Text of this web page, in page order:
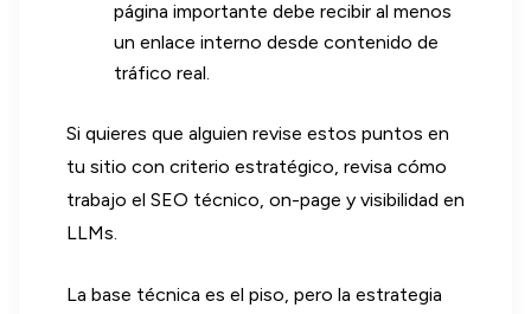
página importante debe recibir al menos
un enlace interno desde contenido de
tráfico real.
Si quieres que alguien revise estos puntos en
tu sitio con criterio estratégico, revisa cómo
trabajo el SEO técnico, on-page y visibilidad en
LLMs.
La base técnica es el piso, pero la estrategia